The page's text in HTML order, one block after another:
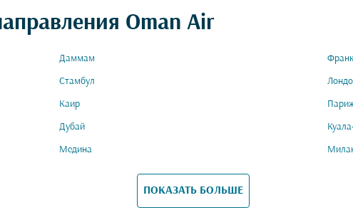
Oman Air
Даммам
Стамбул
Каир
Дубай
Медина
ПОКАЗАТЬ БОЛЬШЕ